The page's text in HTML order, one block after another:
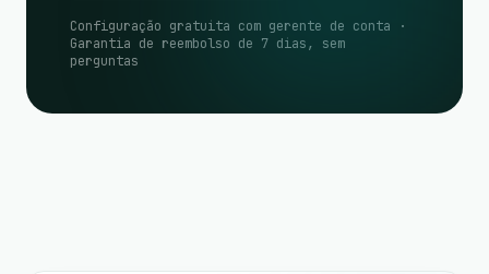
Configuração gratuita com gerente de conta ·
Garantia de reembolso de 7 dias, sem
perguntas